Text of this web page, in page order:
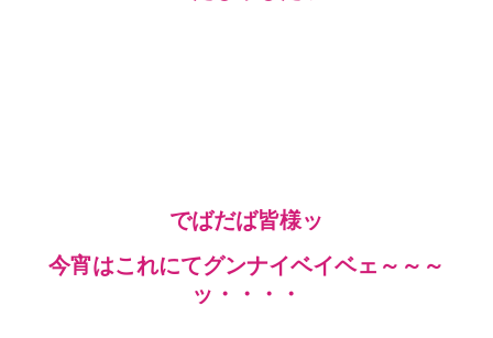
でばだば皆様ッ
今宵はこれにてグンナイベイベェ～～～
ッ・・・・